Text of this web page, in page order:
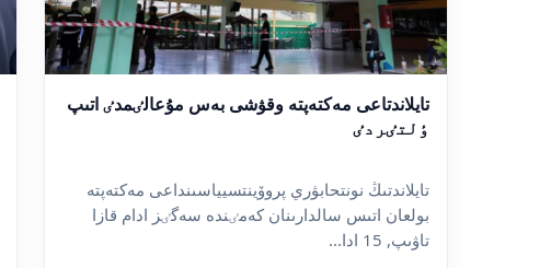
تايلاندتاعى مەكتەپتە وقۋشى بەس مۇعالٸمدٸ اتىپ
ٶلتٸردٸ
تايلاندتىڭ نونتحابۋري پروۆينتسيياسىنداعى مەكتەپتە
بولعان اتىس سالدارىنان كەمٸندە سەگٸز ادام قازا
تاۋىپ, 15 ادا...